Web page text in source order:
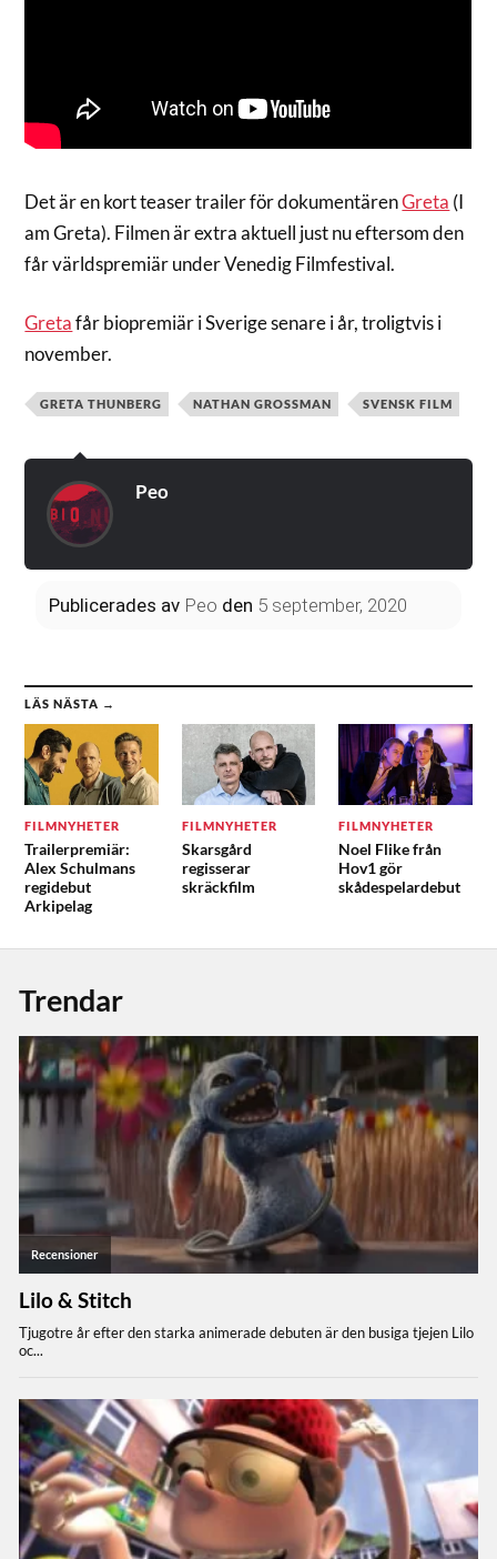
Det är en kort teaser trailer för dokumentärenGreta (I
am Greta). Filmen är extra aktuell just nu eftersom den
får världspremiär under Venedig Filmfestival.
Gretafår biopremiär i Sverige senare i år, troligtvis i
november.
GRETA THUNBERG NATHAN GROSSMAN SVENSK FILM
Peo
Publicerades av Peo den 5 september, 2020
LÄS NÄSTA →
FILMNYHETER
Trailerpremiär:
Alex Schulmans
regidebut
Arkipelag
FILMNYHETER
Skarsgård
regisserar
skräckfilm
FILMNYHETER
Noel Flike från
Hov1 gör
skådespelardebut
Trendar